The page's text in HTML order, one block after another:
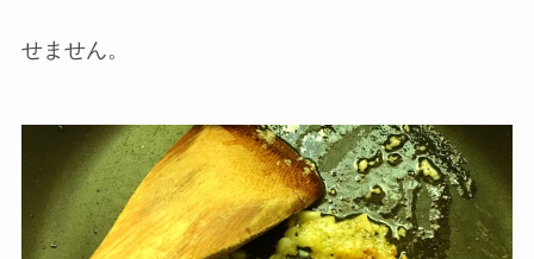
せません。